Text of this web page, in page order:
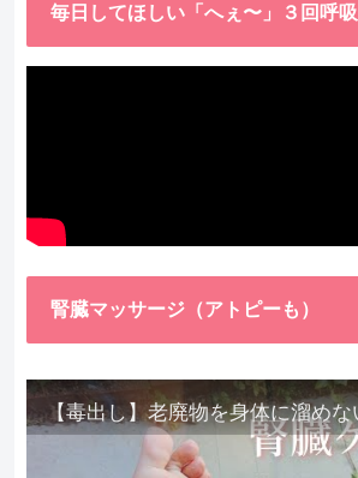
毎日してほしい「へぇ〜」３回呼吸
腎臓マッサージ（アトピーも）